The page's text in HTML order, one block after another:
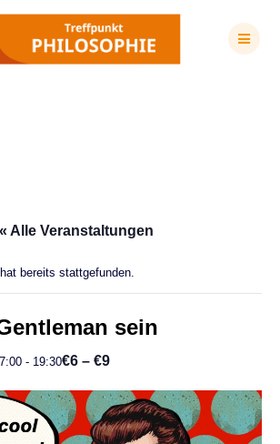
Inhalt
springen
« Alle Veranstaltungen
bereits stattgefunden.
sein
- 19:30€6 – €9